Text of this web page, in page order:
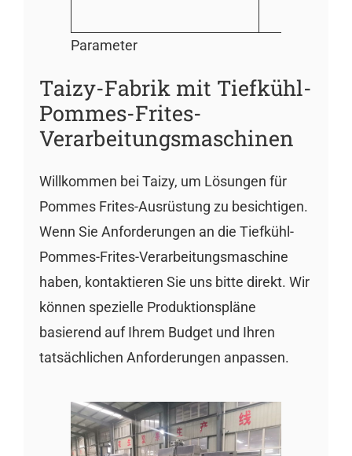
Parameter
Taizy-Fabrik mit Tiefkühl-
Pommes-Frites-
Verarbeitungsmaschinen
Willkommen bei Taizy, um Lösungen für
Pommes Frites-Ausrüstung zu besichtigen.
Wenn Sie Anforderungen an die Tiefkühl-
Pommes-Frites-Verarbeitungsmaschine
haben, kontaktieren Sie uns bitte direkt. Wir
können spezielle Produktionspläne
basierend auf Ihrem Budget und Ihren
tatsächlichen Anforderungen anpassen.